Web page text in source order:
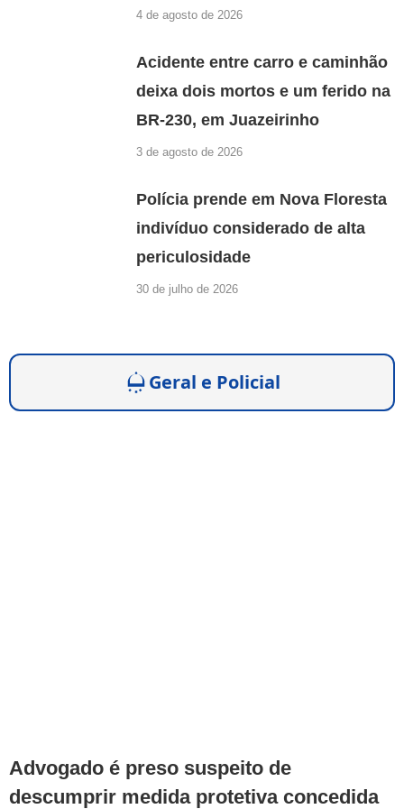
4 de agosto de 2026
Acidente entre carro e caminhão
deixa dois mortos e um ferido na
BR-230, em Juazeirinho
3 de agosto de 2026
Polícia prende em Nova Floresta
indivíduo considerado de alta
periculosidade
30 de julho de 2026
Geral e Policial
Advogado é preso suspeito de
descumprir medida protetiva concedida